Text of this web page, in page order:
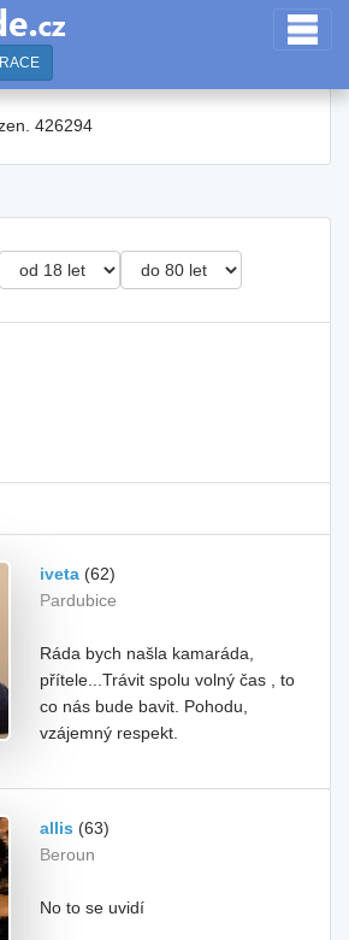
426294
iveta (62)
Pardubice
Ráda bych našla kamaráda,
přítele...Trávit spolu volný čas , to
co nás bude bavit. Pohodu,
vzájemný respekt.
allis (63)
Beroun
No to se uvidí